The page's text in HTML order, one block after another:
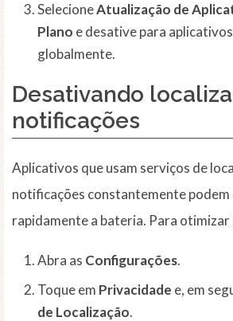
SelecioneAtualização de
Plano e desative para
globalmente.
Desativando
notificações
Aplicativos que usam serviços de
notificações constantemente
rapidamente a bateria. Para otimizar
Abra as Configurações.
Toque em Privacidade e, em
de Localização.